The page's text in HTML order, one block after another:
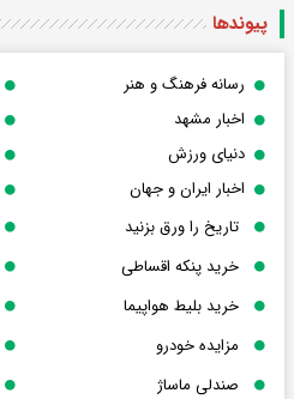
پیوندها
رسانه فرهنگ و هنر
اخبار مشهد
دنیای ورزش
اخبار ایران و جهان
تاریخ را ورق بزنید
خرید پنکه اقساطی
خرید بلیط هواپیما
مزایده خودرو
صندلی ماساژ